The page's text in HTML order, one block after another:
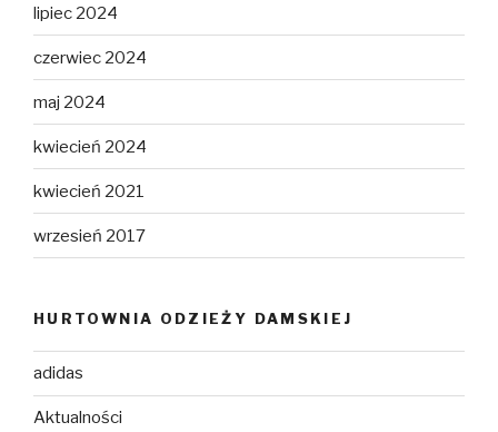
lipiec 2024
czerwiec 2024
maj 2024
kwiecień 2024
kwiecień 2021
wrzesień 2017
HURTOWNIA ODZIEŻY DAMSKIEJ
adidas
Aktualności